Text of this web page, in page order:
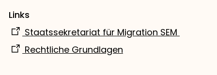
Links
Staatssekretariat für Migration SEM
Rechtliche Grundlagen